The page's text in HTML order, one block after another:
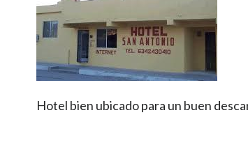
Hotel bien ubicado para un buen